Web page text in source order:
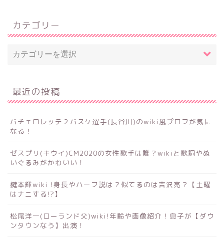
カテゴリー
最近の投稿
バチェロレッテ２バスケ選手(長谷川)のwiki風プロフが気に
なる！
ゼスプリ(キウイ)CM2020の女性歌手は誰？wikiと歌詞やぬ
いぐるみがかわいい！
鍵本輝wiki !身長やハーフ説は？似てるのは吉沢亮？【土曜
はナニする!?】
松尾洋一(ローランド父)wiki!年齢や画像紹介！息子が【ダウ
ンタウンなう】出演！